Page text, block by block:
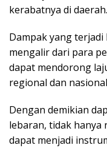
kerabatnya di daerah.
Dampak yang
mengalir dari para
dapat mendorong
regional dan
Dengan demikian
lebaran, tidak
dapat menjadi